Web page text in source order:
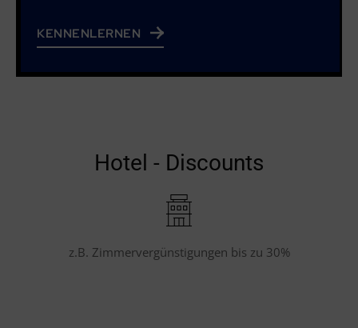
KENNENLERNEN
Hotel - Discounts
z.B. Zimmervergünstigungen bis zu 30%